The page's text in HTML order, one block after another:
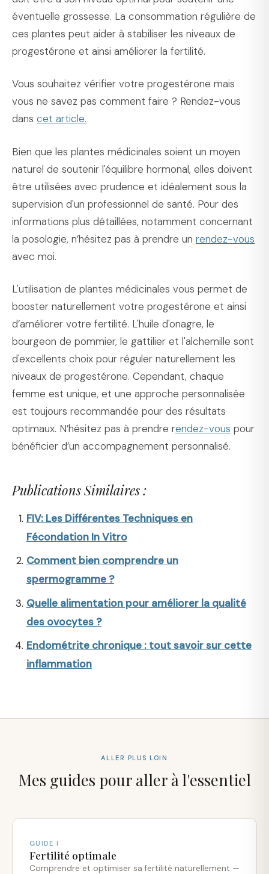
éventuelle grossesse. La consommation régulière de
ces plantes peut aider à stabiliser les niveaux de
progestérone et ainsi améliorer la fertilité.
Vous souhaitez vérifier votre progestérone mais
vous ne savez pas comment faire ? Rendez-vous
dans cet article.
Bien que les plantes médicinales soient un moyen
naturel de soutenir l'équilibre hormonal, elles doivent
être utilisées avec prudence et idéalement sous la
supervision d'un professionnel de santé. Pour des
informations plus détaillées, notamment concernant
la posologie, n’hésitez pas à prendre un rendez-vous
avec moi.
L'utilisation de plantes médicinales vous permet de
booster naturellement votre progestérone et ainsi
d’améliorer votre fertilité. L'huile d'onagre, le
bourgeon de pommier, le gattilier et l'alchemille sont
d'excellents choix pour réguler naturellement les
niveaux de progestérone. Cependant, chaque
femme est unique, et une approche personnalisée
est toujours recommandée pour des résultats
optimaux. N’hésitez pas à prendre rendez-vous pour
bénéficier d’un accompagnement personnalisé.
Publications Similaires :
FIV: Les Différentes Techniques en
Fécondation In Vitro
Comment bien comprendre un
spermogramme ?
Quelle alimentation pour améliorer la qualité
des ovocytes ?
Endométrite chronique : tout savoir sur cette
inflammation
ALLER PLUS LOIN
Mes guides pour aller à l'essentiel
GUIDE I
Fertilité optimale
Comprendre et optimiser sa fertilité naturellement —